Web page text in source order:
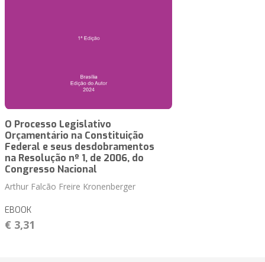
O Processo Legislativo
Orçamentário na Constituição
Federal e seus desdobramentos
na Resolução nº 1, de 2006, do
Congresso Nacional
Arthur Falcão Freire Kronenberger
EBOOK
€ 3,31